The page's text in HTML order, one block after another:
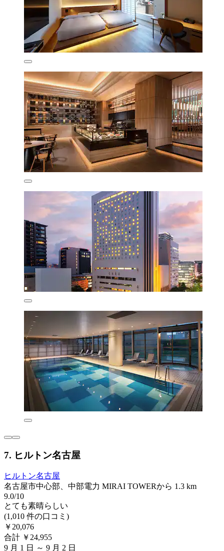
7. ヒルトン名古屋
ヒルトン名古屋
名古屋市中心部、中部電力 MIRAI TOWERから 1.3 km
9.0/10
とても素晴らしい
(1,010 件の口コミ)
￥20,076
合計 ￥24,955
9 月 1 日 ～ 9 月 2 日